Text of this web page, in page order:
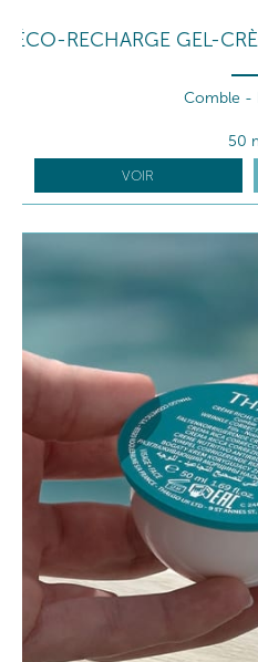
ÉCO-RECHARGE GEL-
Comble -
50
VOIR